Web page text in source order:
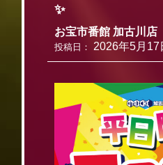
✨
お宝市番館 加古川店
投稿日： 2026年5月17